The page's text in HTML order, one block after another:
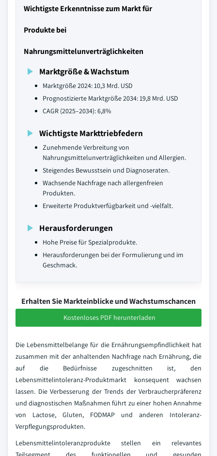
Wichtigste Erkenntnisse zum Markt für
Produkte bei
Nahrungsmittelunverträglichkeiten
Marktgröße & Wachstum
Marktgröße 2024: 10,3 Mrd. USD
Prognostizierte Marktgröße 2034: 19,8 Mrd. USD
CAGR (2025–2034): 6,8%
Wichtigste Markttriebfedern
Zunehmende Verbreitung von
Nahrungsmittelunverträglichkeiten und Allergien.
Steigendes Bewusstsein und Diagnoseraten.
Wachsende Nachfrage nach allergenfreien
Produkten.
Erweiterte Produktverfügbarkeit und -vielfalt.
Herausforderungen
Hohe Preise für Spezialprodukte.
Herausforderungen bei der Formulierung und im
Geschmack.
Erhalten Sie Markteinblicke und Wachstumschancen
Kostenloses PDF herunterladen
Die Lebensmittelbelange für die Ernährungsempfindlichkeit hat
zusammen mit der anhaltenden Nachfrage nach Ernährung, die
auf die Bedürfnisse zugeschnitten ist, den
Lebensmittelintoleranz-Produktmarkt konsequent wachsen
lassen. Die Verbesserung der Trends der Verbraucherpräferenz
und diagnostischen Maßnahmen führt zu einer hohen Annahme
von Lactose, Gluten, FODMAP und anderen Intoleranz-
Verpflegungsprodukten.
Lebensmittelintoleranzprodukte stellen ein relevantes